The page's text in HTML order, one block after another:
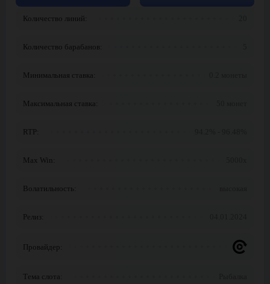
Количество линий:
Количество барабанов:
Минимальная ставка:
Максимальная ставка:
RTP:
Max Win:
Волатильность:
Релиз:
Провайдер:
Тема слота: